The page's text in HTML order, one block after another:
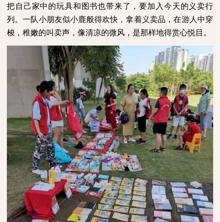
把自己家中的玩具和图书也带来了，要加入今天的义卖行
列。一队小朋友似小鹿般得欢快，拿着义卖品，在游人中穿
梭，稚嫩的叫卖声，像清凉的微风，是那样地得赏心悦目。